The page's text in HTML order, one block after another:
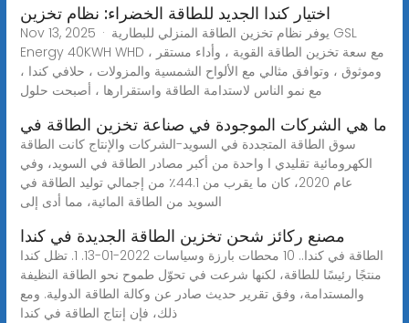
اختيار كندا الجديد للطاقة الخضراء: نظام تخزين
Nov 13, 2025 · يوفر نظام تخزين الطاقة المنزلي للبطارية GSL
Energy 40KWH WHD ، مع سعة تخزين الطاقة القوية ، وأداء مستقر
وموثوق ، وتوافق مثالي مع الألواح الشمسية والمزولات ، حلافي كندا ،
مع نمو الناس لاستدامة الطاقة واستقرارها ، أصبحت حلول
ما هي الشركات الموجودة في صناعة تخزين الطاقة في
سوق الطاقة المتجددة في السويد-الشركات والإنتاج كانت الطاقة
الكهرومائية تقليدي ا واحدة من أكبر مصادر الطاقة في السويد، وفي
عام 2020، كان ما يقرب من 44.1٪ من إجمالي توليد الطاقة في
السويد من الطاقة المائية، مما أدى إلى
مصنع ركائز شحن تخزين الطاقة الجديدة في كندا
الطاقة في كندا.. 10 محطات بارزة وسياسات 2022-01-13. 1. تظل كندا
منتجًا رئيسًا للطاقة، لكنها شرعت في تحوّل طموح نحو الطاقة النظيفة
والمستدامة، وفق تقرير حديث صادر عن وكالة الطاقة الدولية. ومع
ذلك، فإن إنتاج الطاقة في كندا